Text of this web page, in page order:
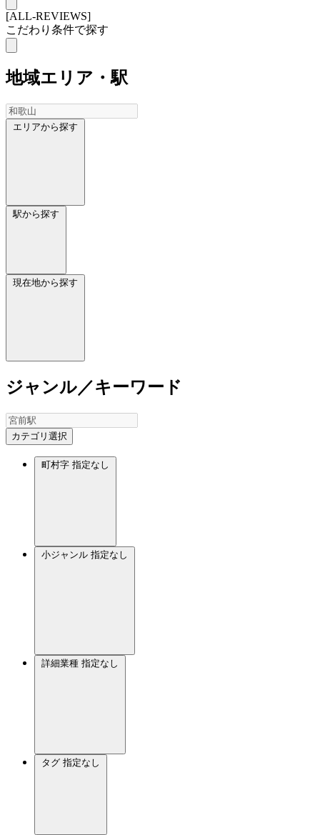
[ALL-REVIEWS]
こだわり条件で探す
地域エリア・駅
エリアから探す
駅から探す
現在地から探す
ジャンル／キーワード
カテゴリ選択
町村字 指定なし
小ジャンル 指定なし
詳細業種 指定なし
タグ 指定なし